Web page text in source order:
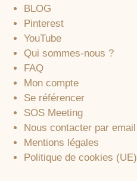
BLOG
Pinterest
YouTube
Qui sommes-nous ?
FAQ
Mon compte
Se référencer
SOS Meeting
Nous contacter par email
Mentions légales
Politique de cookies (UE)